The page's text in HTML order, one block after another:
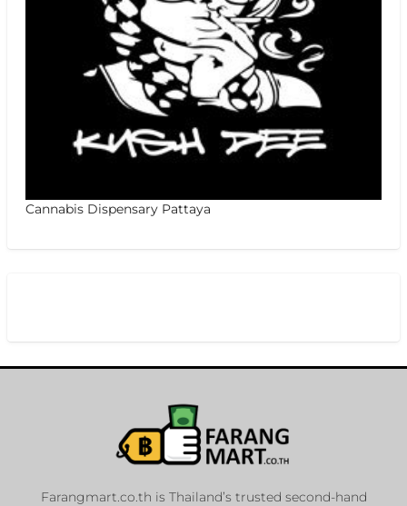
Cannabis Dispensary Pattaya
Farangmart.co.th is Thailand’s trusted second-hand